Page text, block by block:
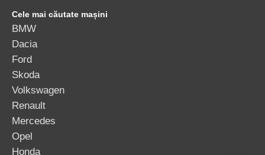
Cele mai căutate mașini
BMW
Dacia
Ford
Skoda
Volkswagen
Renault
Mercedes
Opel
Honda